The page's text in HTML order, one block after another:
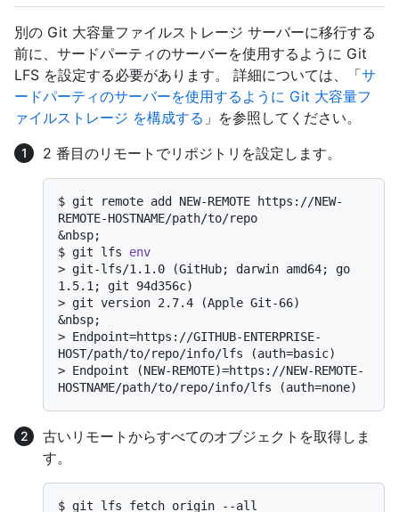
別の Git 大容量ファイルストレージ サーバーに移行する
前に、サードパーティのサーバーを使用するように Git
LFS を設定する必要があります。 詳細については、「サ
ードパーティのサーバーを使用するように Git 大容量フ
ァイルストレージ を構成する 」を参照してください。
2 番目のリモートでリポジトリを設定します。
$ git remote add NEW-REMOTE https://NEW-
REMOTE-HOSTNAME/path/to/repo
$ git lfs env
> git-lfs/1.1.0 (GitHub; darwin amd64; go
1.5.1; git 94d356c)
> git version 2.7.4 (Apple Git-66)
> Endpoint=https://GITHUB-ENTERPRISE-
HOST/path/to/repo/info/lfs (auth=basic)
> Endpoint (NEW-REMOTE)=https://NEW-REMOTE-
HOSTNAME/path/to/repo/info/lfs (auth=none)
古いリモートからすべてのオブジェクトを取得しま
す。
$ git lfs fetch origin --all